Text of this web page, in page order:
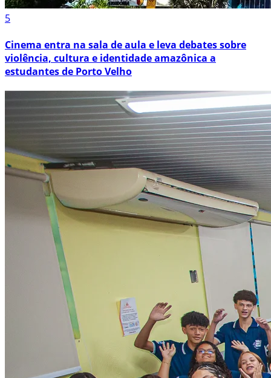
5
Cinema entra na sala de aula e leva debates sobre
violência, cultura e identidade amazônica a
estudantes de Porto Velho